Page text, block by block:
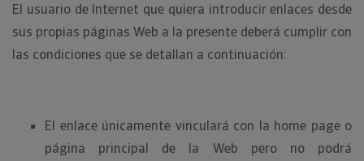
El usuario de Internet que quiera introducir enlaces desde
sus propias páginas Web a la presente deberá cumplir con
las condiciones que se detallan a continuación:
El enlace únicamente vinculará con la home page o
página principal de la Web pero no podrá